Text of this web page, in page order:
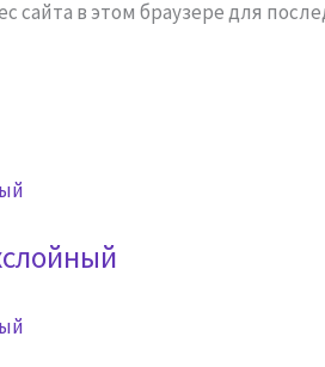
сайта в этом браузере для